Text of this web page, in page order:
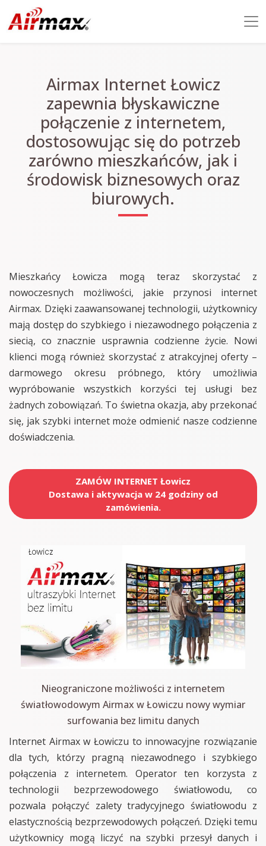
Airmax Internet Łowicz
zapewnia błyskawiczne
połączenie z internetem,
dostosowując się do potrzeb
zarówno mieszkańców, jak i
środowisk biznesowych oraz
biurowych.
Mieszkańcy Łowicza mogą teraz skorzystać z
nowoczesnych możliwości, jakie przynosi internet
Airmax. Dzięki zaawansowanej technologii, użytkownicy
mają dostęp do szybkiego i niezawodnego połączenia z
siecią, co znacznie usprawnia codzienne życie. Nowi
klienci mogą również skorzystać z atrakcyjnej oferty –
darmowego okresu próbnego, który umożliwia
wypróbowanie wszystkich korzyści tej usługi bez
żadnych zobowiązań. To świetna okazja, aby przekonać
się, jak szybki internet może odmienić nasze codzienne
doświadczenia.
ZAMÓW INTERNET Łowicz
Dostawa i aktywacja w 24 godziny od
zamówienia.
Nieograniczone możliwości z internetem
światłowodowym Airmax w Łowiczu nowy wymiar
surfowania bez limitu danych
Internet Airmax w Łowiczu to innowacyjne rozwiązanie
dla tych, którzy pragną niezawodnego i szybkiego
połączenia z internetem. Operator ten korzysta z
technologii bezprzewodowego światłowodu, co
pozwala połączyć zalety tradycyjnego światłowodu z
elastycznością bezprzewodowych połączeń. Dzięki temu
użytkownicy mogą liczyć na szybki przesył danych i